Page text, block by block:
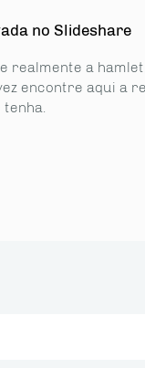
no Slideshare
realmente a
encontre aqui a